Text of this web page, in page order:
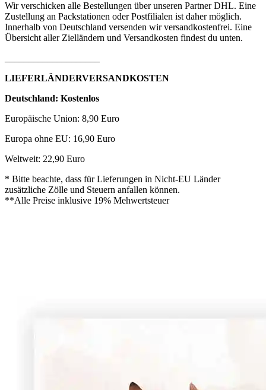
Wir verschicken alle Bestellungen über unseren Partner DHL. Eine
Zustellung an Packstationen oder Postfilialen ist daher möglich.
Innerhalb von Deutschland versenden wir versandkostenfrei. Eine
Übersicht aller Zielländern und Versandkosten findest du unten.
LIEFERLÄNDERVERSANDKOSTEN
Deutschland: Kostenlos
Europäische Union: 8,90 Euro
Europa ohne EU: 16,90 Euro
Weltweit: 22,90 Euro
* Bitte beachte, dass für Lieferungen in Nicht-EU Länder
zusätzliche Zölle und Steuern anfallen können.
**Alle Preise inklusive 19% Mehwertsteuer